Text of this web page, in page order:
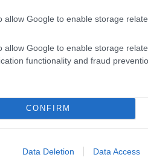
allow Google to enable storage
allow Google to enable storage
functionality and fraud
CONFIRM
Data Deletion Data Access